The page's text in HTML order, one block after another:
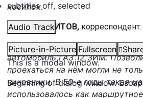
subtitles off, selected
Audio Track
Picture-in-Picture Fullscreen
This is a modal window.
Beginning of dialog window.
носилок.
ИЛЬДАР АБИТОВ, корреспондент:
А вот ещё один экземпляр —
автомобиль ГАЗ 12 ЗИМ.
проехаться на нём могли не
чиновники. В 50-е годы такая
использовалось как